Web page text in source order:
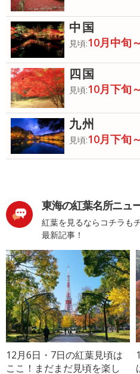
中国
見頃:10月中旬
四国
見頃:10月下旬
九州
見頃:10月下旬
東海の紅葉名所ニュ
紅葉を見るならコチラも
最新記事！
12月6日・7日の紅葉見頃は
ここ！まだまだ見頃を楽し